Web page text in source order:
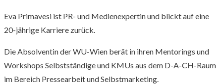
Eva Primavesi ist PR- und Medienexpertin und blickt auf eine
20-jährige Karriere zurück.
Die Absolventin der WU-Wien berät in ihren Mentorings und
Workshops Selbstständige und KMUs aus dem D-A-CH-Raum
im Bereich Pressearbeit und Selbstmarketing.